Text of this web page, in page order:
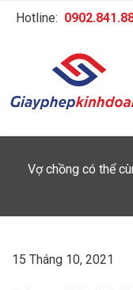
Hotline:
Vợ chồng có thể
15 Tháng 10, 2021